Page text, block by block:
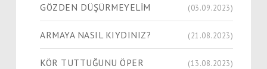
GÖZDEN DÜŞÜRMEYELİM (03.09.2023)
ARMAYA NASIL KIYDINIZ? (21.08.2023)
KÖR TUTTUĞUNU ÖPER (13.08.2023)